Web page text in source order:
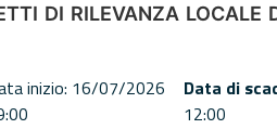
DI RILEVANZA
inizio: 16/07/2026
Data di
12:00